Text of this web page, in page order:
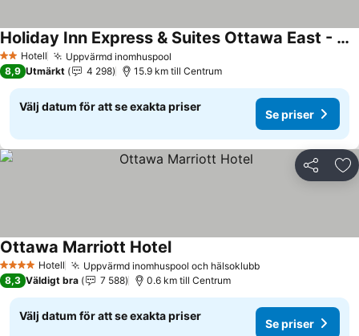
2 Stjärnor
Hotell Uppvärmd inomhuspool
Holiday Inn Express & Suites Ottawa East - Orleans By Ihg
8,9 Utmärkt 4 298 15.9 km till Centrum
Välj datum för att se exakta priser
Se priser
Dela
4 StjärnorHotell Uppvärmd inomhuspool och hälsoklubb
Ottawa Marriott Hotel
8,3 Väldigt bra 7 588 0.6 km till Centrum
Välj datum för att se exakta priser
Se priser